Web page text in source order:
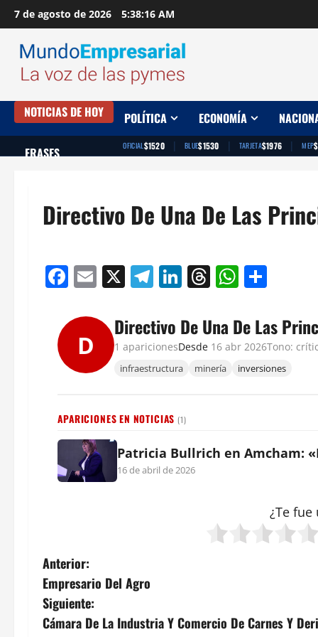
Saltar
al
contenido
7 de agosto de 2026 5:38:17 AM
NOTICIAS DE HOY POLÍTICA ECONOMÍA
FRASES OFICIAL$1520 | BLUE$1530 | TARJETA$1976 | MEP
Directivo De Una De Las
Facebook
Email
X Telegram
LinkedIn
Threads
D
Directivo De Una De Las
1 aparicionesDesde 16 abr 2026Tono:
infraestructura minería inversiones
APARICIONES EN NOTICIAS (1)
Patricia Bullrich en Amcham:
16 de abril de 2026
¿Te fue
N
a
v
Anterior:
Empresario Del Agro
Siguiente:
Cámara De La Industria Y Comercio De Carnes Y